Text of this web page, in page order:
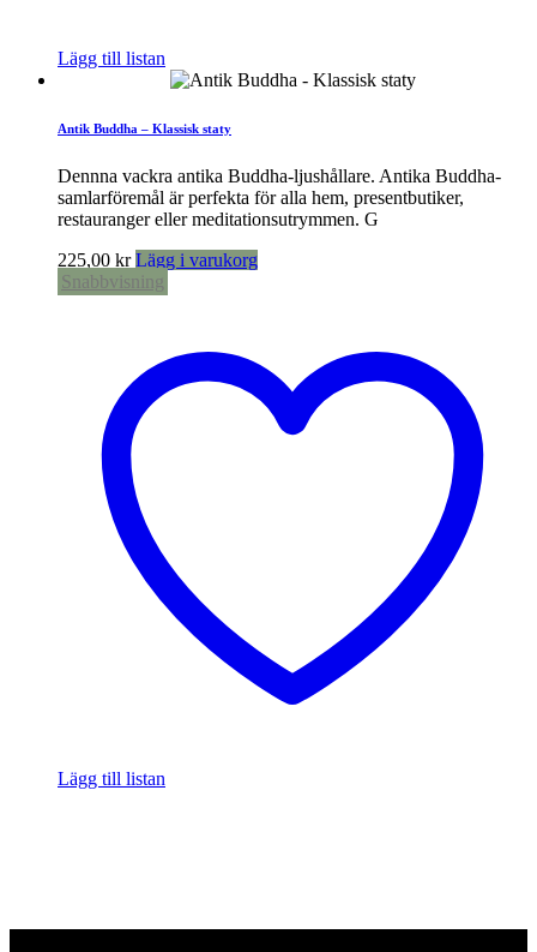
Lägg till listan
Antik Buddha – Klassisk staty
Dennna vackra antika Buddha-ljushållare. Antika Buddha-
samlarföremål är perfekta för alla hem, presentbutiker,
restauranger eller meditationsutrymmen. G
225,00 kr Lägg i varukorg
Snabbvisning
Lägg till listan